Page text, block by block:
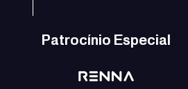
Patrocínio Especial